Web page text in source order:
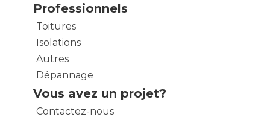
Professionnels
Toitures
Isolations
Autres
Dépannage
Vous avez un projet?
Contactez-nous